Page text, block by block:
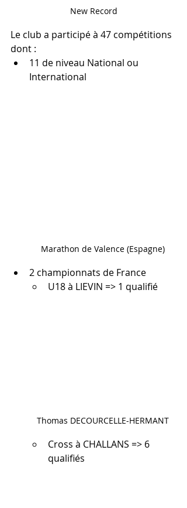
New Record
Le club a participé à 47 compétitions
dont :
11 de niveau National ou
International
Marathon de Valence (Espagne)
2 championnats de France
U18 à LIEVIN => 1 qualifié
Thomas DECOURCELLE-HERMANT
Cross à CHALLANS => 6
qualifiés